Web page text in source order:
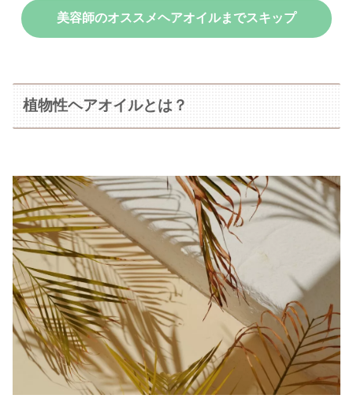
美容師のオススメヘアオイルまでスキップ
植物性ヘアオイルとは？